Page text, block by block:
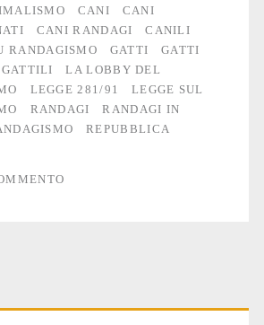
CANI
CANI
CANI RANDAGI
CANILI
RANDAGISMO
GATTI
GATTI
GATTILI
LA LOBBY DEL
LEGGE 281/91
LEGGE SUL
RANDAGI
RANDAGI IN
REPUBBLICA